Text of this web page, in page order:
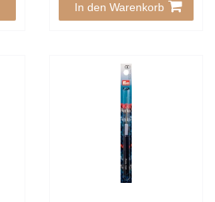
In den Warenkorb